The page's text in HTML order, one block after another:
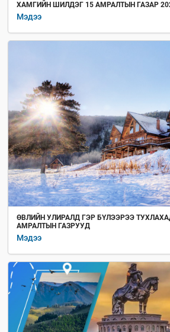
ХАМГИЙН ШИЛДЭГ 15 АМРАЛТЫН ГАЗАР
Мэдээ
ӨВЛИЙН УЛИРАЛД ГЭР БҮЛЭЭРЭЭ
АМРАЛТЫН ГАЗРУУД
Мэдээ